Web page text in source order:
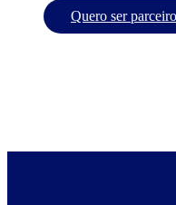
Quero ser parceiro